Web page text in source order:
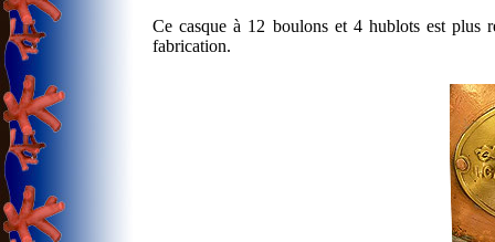
Ce casque à 12 boulons et 4 hublots est plus
fabrication.